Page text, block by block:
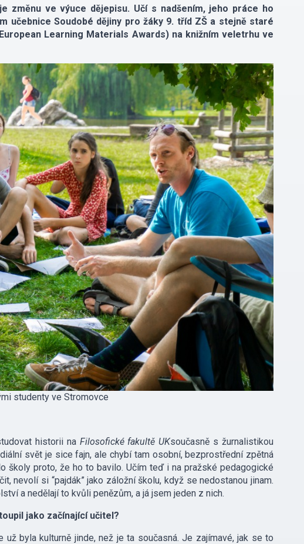
ve výuce dějepisu. Učí s nadšením, jeho práce ho
učebnice Soudobé dějiny pro žáky 9. tříd ZŠ a stejně staré
Learning Materials Awards) na knižním veletrhu ve
studenty ve Stromovce
historii na Filosofické fakultě UKsoučasně s žurnalistikou
svět je sice fajn, ale chybí tam osobní, bezprostřední zpětná
školy proto, že ho to bavilo. Učím teď i na pražské pedagogické
nevolí si “pajdák” jako záložní školu, když se nedostanou jinam.
a nedělají to kvůli penězům, a já jsem jeden z nich.
jako začínající učitel?
byla kulturně jinde, než je ta současná. Je zajímavé, jak se to